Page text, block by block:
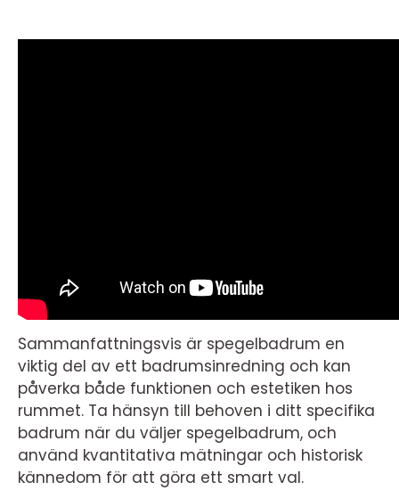
Sammanfattningsvis är spegelbadrum en
viktig del av ett badrumsinredning och kan
påverka både funktionen och estetiken hos
rummet. Ta hänsyn till behoven i ditt specifika
badrum när du väljer spegelbadrum, och
använd kvantitativa mätningar och historisk
kännedom för att göra ett smart val.